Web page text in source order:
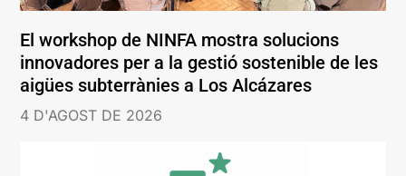
El workshop de NINFA mostra solucions
innovadores per a la gestió sostenible de les
aigües subterrànies a Los Alcázares
4 D'AGOST DE 2026